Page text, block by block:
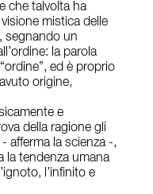
che talvolta ha
mistica delle
segnando un
la parola
ed è proprio
origine,
e
della ragione gli
afferma la scienza -,
la tendenza umana
l’infinito e